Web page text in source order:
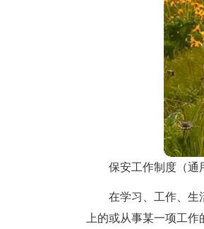
保安工作制度（通
在学习、工作、生
上的或从事某一项工